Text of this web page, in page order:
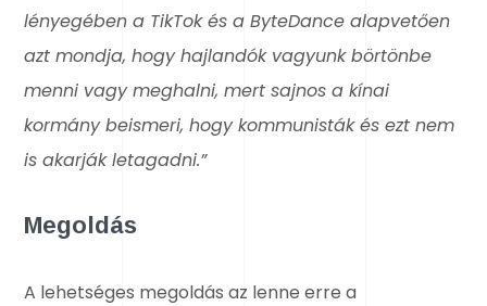
lényegében a TikTok és a ByteDance alapvetően
azt mondja, hogy hajlandók vagyunk börtönbe
menni vagy meghalni, mert sajnos a kínai
kormány beismeri, hogy kommunisták és ezt nem
is akarják letagadni.”
Megoldás
A lehetséges megoldás az lenne erre a